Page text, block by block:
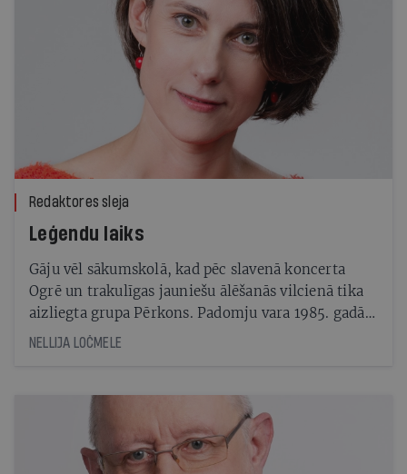
Redaktores sleja
Leģendu laiks
Gāju vēl sākumskolā, kad pēc slavenā koncerta
Ogrē un trakulīgas jauniešu ālēšanās vilcienā tika
aizliegta grupa Pērkons. Padomju vara 1985. gadā
vēl neredzēja savu galu, un es ne tik. Bet tas
ierakstījās manās 80. gadu tīņa brīvības alkās.
NELLIJA LOČMELE